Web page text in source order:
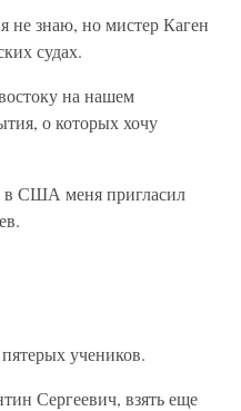
не знаю, но мистер Каген
судах.
на нашем
о которых хочу
в США меня пригласил
учеников.
Сергеевич, взять еще